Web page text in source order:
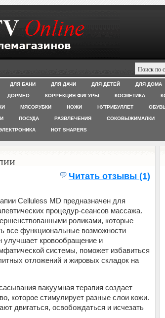
ДЛЯ БАНИ ДЛЯ ДАЧИ ДЛЯ ДЕТЕЙ ДЛЯ ДОМА
ДОРМЕО КОРРЕКЦИЯ ФИГУРЫ КОСМЕТИКА
МЯСОРУБКИ НОЖИ НУТРИБУЛЛЕТ
ПОСУДА РАЗВЛЕЧЕНИЯ СОКОВЫЖИМАЛКИ
HOT SHAPERS
Читать отзывы (1)
Celluless MD предназначен для
процедур-сеансов массажа.
роликами, которые
все функциональные возможности
улучшает кровообращение и
системы, поможет избавиться
отложений и жировых складок на
вакуумная терапия создает
которое стимулирует разные слои кожи.
двигаться, освобождаться и исчезать